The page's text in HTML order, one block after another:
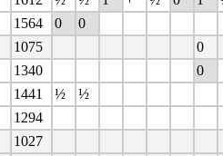
1564 0
0
1075
0
1340
0
1441 ½
½
1294
1027